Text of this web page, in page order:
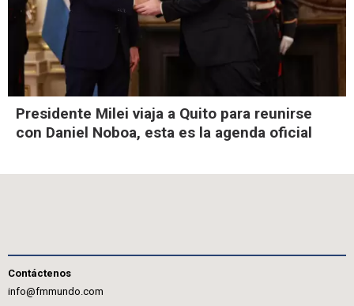
Presidente Milei viaja a Quito para reunirse
con Daniel Noboa, esta es la agenda oficial
Contáctenos
info@fmmundo.com